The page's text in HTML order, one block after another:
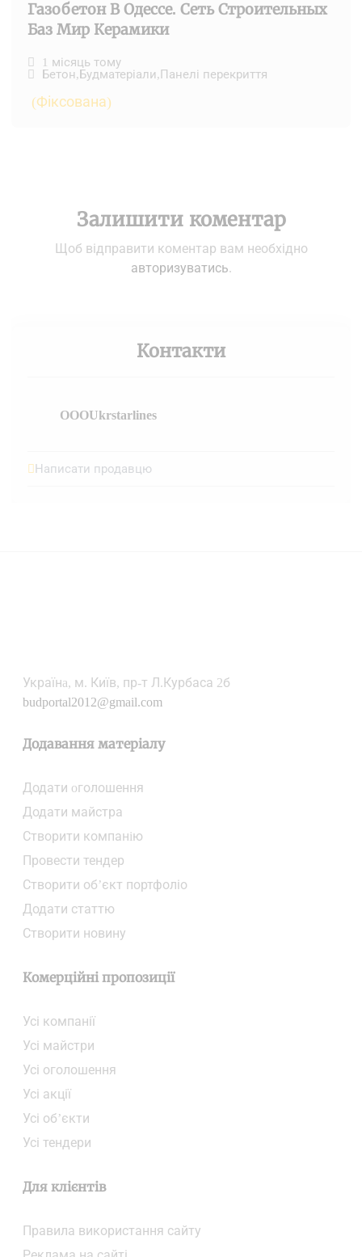
Газобетон В Одессе. Сеть Строительных
Баз Мир Керамики
1 місяць тому
Бетон, Будматеріали, Панелі перекриття
(Фіксована)
Залишити коментар
Щоб відправити коментар вам необхідно
авторизуватись.
Контакти
OOOUkrstarlines
Написати продавцю
Українa, м. Київ, пр-т Л.Курбаса 2б
budportal2012@gmail.com
Додавання матеріалу
Додати oголошення
Додати майстра
Створити компанiю
Провести тендер
Створити об’єкт портфоліо
Додати статтю
Створити новину
Комерційні пропозиції
Усі компанії
Усі майстри
Усі оголошення
Усі акції
Усі об’єкти
Усі тендери
Для клієнтів
Правила використання сайту